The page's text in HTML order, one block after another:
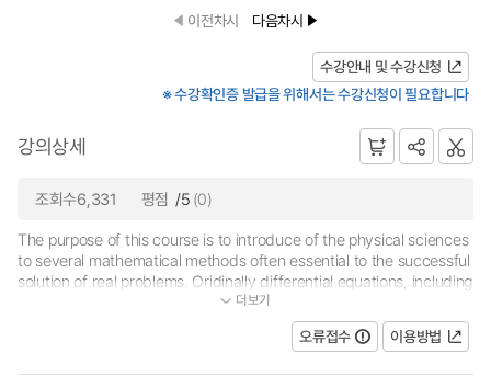
이전차시 다음차시
수강안내 및 수강신청
※ 수강확인증 발급을 위해서는 수강신청이 필요합니다
강의상세
조회수6,331 평점 /5 (0)
The purpose of this course is to introduce of the physical sciences
to several mathematical methods often essential to the successful
solution of real problems. Oridinally differential equations, including
a number of physical applications, are reviewed in Chapter 1. Th...
더보기
오류접수 이용방법